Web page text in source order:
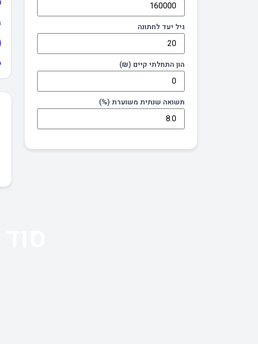
גיל יעד לחתונה
הון התחלתי קיים (₪)
תשואה שנתית משוערת (%)